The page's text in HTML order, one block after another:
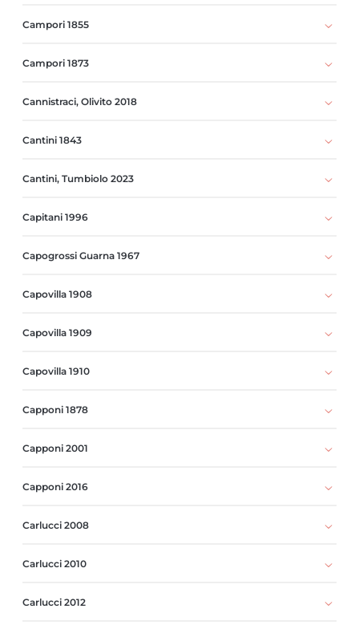
Campori 1855
Campori 1873
Cannistraci, Olivito 2018
Cantini 1843
Cantini, Tumbiolo 2023
Capitani 1996
Capogrossi Guarna 1967
Capovilla 1908
Capovilla 1909
Capovilla 1910
Capponi 1878
Capponi 2001
Capponi 2016
Carlucci 2008
Carlucci 2010
Carlucci 2012